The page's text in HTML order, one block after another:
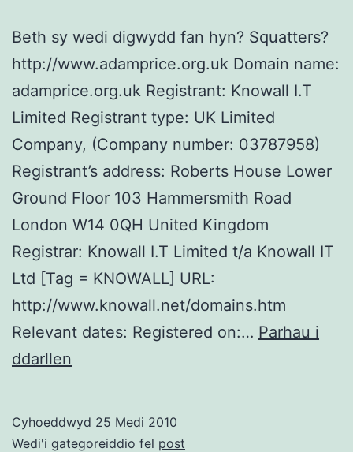
Beth sy wedi digwydd fan hyn? Squatters?
http://www.adamprice.org.uk Domain name:
adamprice.org.uk Registrant: Knowall I.T
Limited Registrant type: UK Limited
Company, (Company number: 03787958)
Registrant’s address: Roberts House Lower
Ground Floor 103 Hammersmith Road
London W14 0QH United Kingdom
Registrar: Knowall I.T Limited t/a Knowall IT
Ltd [Tag = KNOWALL] URL:
http://www.knowall.net/domains.htm
Relevant dates: Registered on:… Parhau i
ddarllen
parth
Cyhoeddwyd 25 Medi 2010
Wedi'i gategoreiddio fel post